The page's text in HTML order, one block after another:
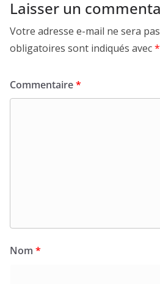
Laisser un
Votre adresse e-mail ne sera
obligatoires sont indiqués avec*
Commentaire*
Nom *